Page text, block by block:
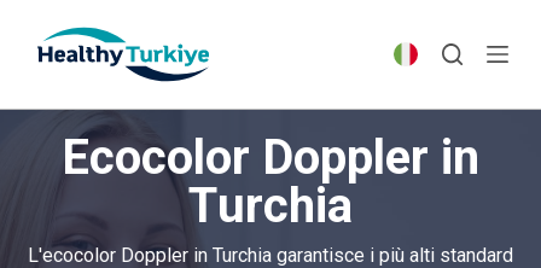
p
Ecocolor Doppler in
Turchia
L'ecocolor Doppler in Turchia garantisce i più alti standard